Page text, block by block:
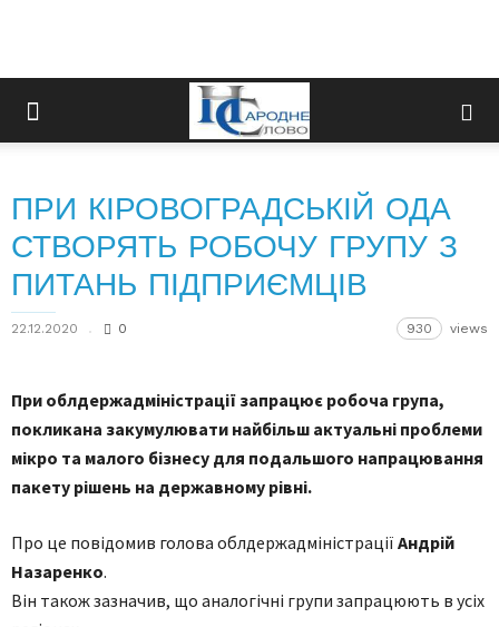
ПРИ КІРОВОГРАДСЬКІЙ ОДА
СТВОРЯТЬ РОБОЧУ ГРУПУ З
ПИТАНЬ ПІДПРИЄМЦІВ
22.12.2020 0 930 views
При облдержадміністрації запрацює робоча група,
покликана закумулювати найбільш актуальні проблеми
мікро та малого бізнесу для подальшого напрацювання
пакету рішень на державному рівні.
Про це повідомив голова облдержадміністрації Андрій
Назаренко.
Він також зазначив, що аналогічні групи запрацюють в усіх